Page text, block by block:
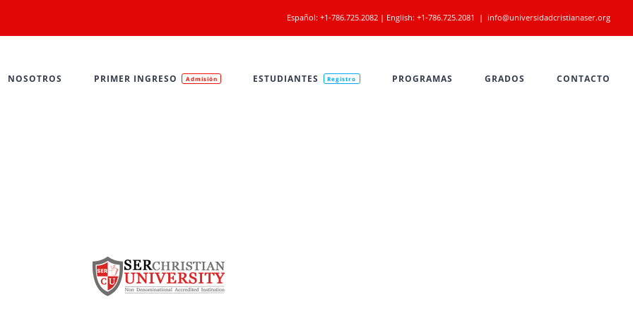
Español: +1-786.725.2082 | English: +1-786.725.2081 | info@universidadcristianaser.org
NOSOTROS PRIMER INGRESO Admisión ESTUDIANTES Registro PROGRAMAS GRADOS CONTACTO